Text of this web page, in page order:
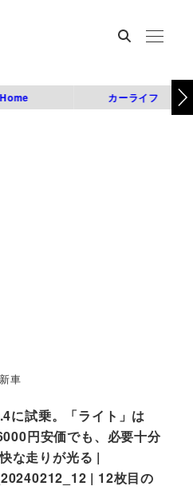
Home カーライフ
新車
に試乗。「ライト」は
円安価でも、必要十分
な走りが光る |
| 12枚目の